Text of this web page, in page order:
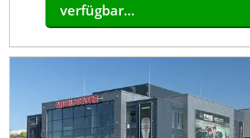
verfügbar...